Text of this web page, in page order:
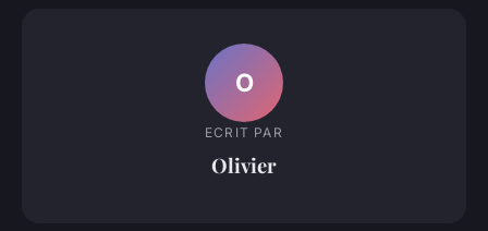
O
ECRIT PAR
Olivier